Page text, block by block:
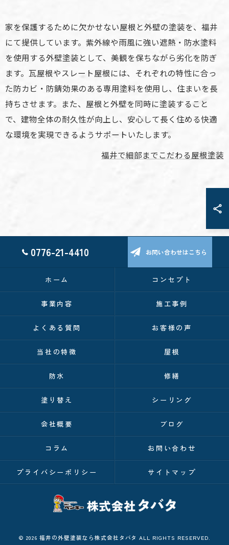
家を保護するために欠かせない屋根と外壁の塗装を、福井
にて提供しています。紫外線や雨風に強い遮熱・防水塗料
を使用する外壁塗装として、美観を保ちながら劣化を防ぎ
ます。瓦屋根やスレート屋根には、それぞれの特性に合っ
た防カビ・防錆効果のある専用塗料を使用し、住まいを長
持ちさせます。また、屋根と外壁を同時に塗装すること
で、建物全体の耐久性が向上し、安心して長く住める快適
な環境を実現できるようサポートいたします。
福井で細部までこだわる屋根塗装
0776-21-4410 お問い合わせはこちら
ホーム コンセプト
事業内容 施工事例
よくある質問 お客様の声
当社の特徴 屋根
防水 修繕
塗り替え シーリング
会社概要 ブログ
コラム お問い合わせ
プライバシーポリシー サイトマップ
© 2026 福井の外壁塗装なら株式会社タバタ ALL RIGHTS RESERVED.